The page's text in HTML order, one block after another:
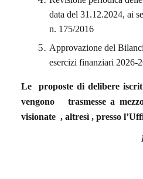
data del 31.12.2024, ai
n. 175/2016
Approvazione del
esercizi finanziari 2026-
Le proposte di delibere
vengono trasmesse a
visionate , altresì , presso